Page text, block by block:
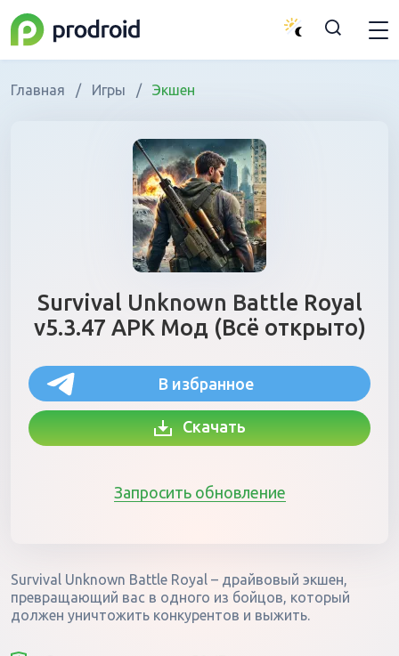
Главная / Игры / Экшен
Survival Unknown Battle Royal
v5.3.47 APK Мод (Всё открыто)
В избранное
Скачать
Запросить обновление
Survival Unknown Battle Royal – драйвовый экшен,
превращающий вас в одного из бойцов, который
должен уничтожить конкурентов и выжить.